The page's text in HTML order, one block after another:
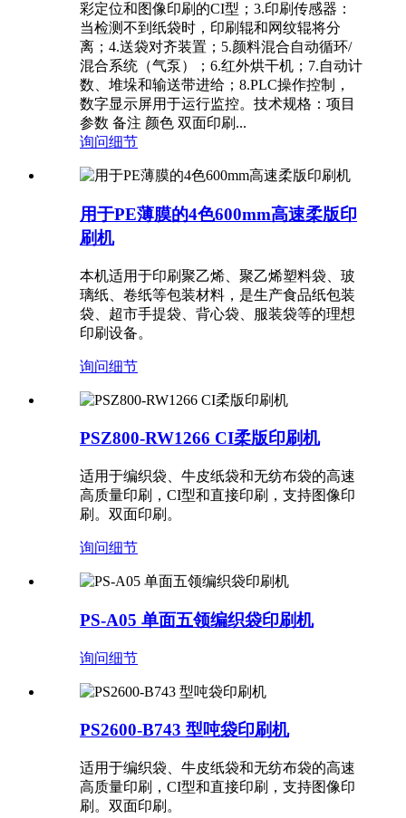
彩定位和图像印刷的CI型；3.印刷传感器：
当检测不到纸袋时，印刷辊和网纹辊将分
离；4.送袋对齐装置；5.颜料混合自动循环/
混合系统（气泵）；6.红外烘干机；7.自动计
数、堆垛和输送带进给；8.PLC操作控制，
数字显示屏用于运行监控。技术规格：项目
参数 备注 颜色 双面印刷...
询问细节
用于PE薄膜的4色600mm高速柔版印
刷机
本机适用于印刷聚乙烯、聚乙烯塑料袋、玻
璃纸、卷纸等包装材料，是生产食品纸包装
袋、超市手提袋、背心袋、服装袋等的理想
印刷设备。
询问细节
PSZ800-RW1266 CI柔版印刷机
适用于编织袋、牛皮纸袋和无纺布袋的高速
高质量印刷，CI型和直接印刷，支持图像印
刷。双面印刷。
询问细节
PS-A05 单面五领编织袋印刷机
询问细节
PS2600-B743 型吨袋印刷机
适用于编织袋、牛皮纸袋和无纺布袋的高速
高质量印刷，CI型和直接印刷，支持图像印
刷。双面印刷。